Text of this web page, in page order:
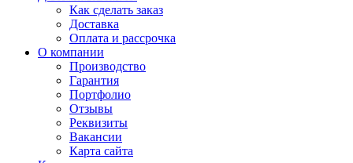
Как сделать заказ
Доставка
Оплата и рассрочка
О компании
Производство
Гарантия
Портфолио
Отзывы
Реквизиты
Вакансии
Карта сайта